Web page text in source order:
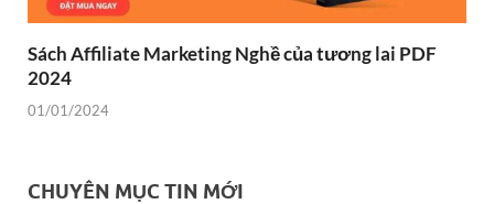
Sách Affiliate Marketing Nghề của tương lai PDF
2024
01/01/2024
CHUYÊN MỤC TIN MỚI